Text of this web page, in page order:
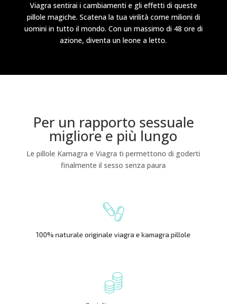
Viagra sentirai i cambiamenti e gli effetti di queste
pillole magiche. Scatena la tua virilità come milioni di
uomini in tutto il mondo. Con un massimo di 48 ore di
azione, diventa un leone a letto.
Per un rapporto sessuale
migliore e più lungo
Le pillole Kamagra e Viagra ti permettono di goderti
finalmente il sesso senza paura
100% naturale originale viagra e kamagra pillole